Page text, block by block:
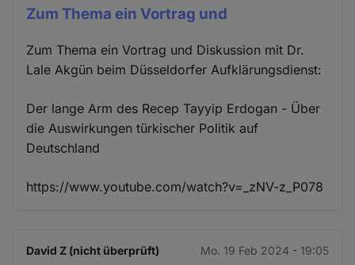
Zum Thema ein Vortrag und
Zum Thema ein Vortrag und Diskussion mit Dr.
Lale Akgün beim Düsseldorfer Aufklärungsdienst:
Der lange Arm des Recep Tayyip Erdogan - Über
die Auswirkungen türkischer Politik auf
Deutschland
https://www.youtube.com/watch?v=_zNV-z_P078
David Z (nicht überprüft) Mo. 19 Feb 2024 - 19:05